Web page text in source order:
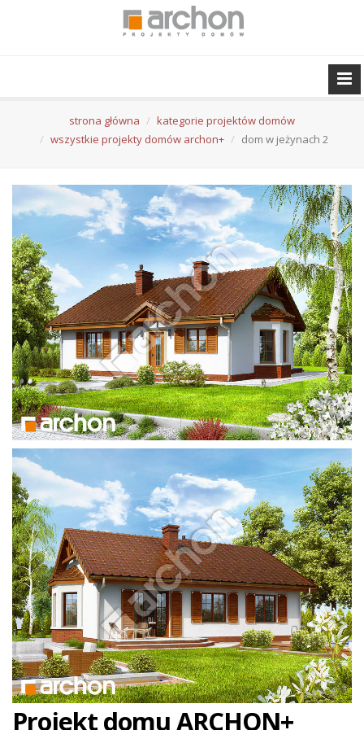
strona główna
kategorie projektów domów
wszystkie projekty domów archon+
dom w jeżynach 2
Projekt domu ARCHON+